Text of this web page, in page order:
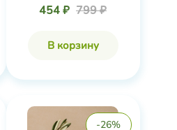
454 ₽ 799 ₽
В корзину
-26%